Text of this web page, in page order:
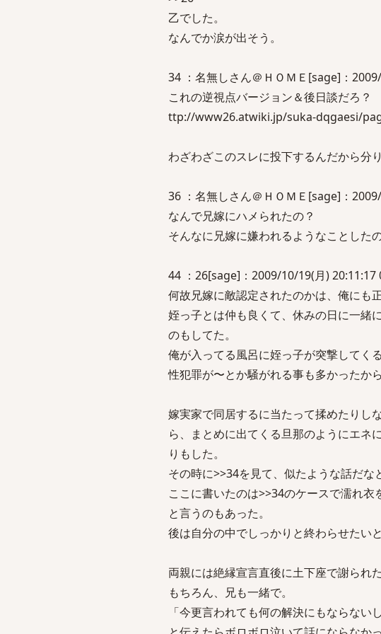
乙でした。
なんでか涙が出そう。
34 ：名無しさん＠ＨＯＭＥ[sage]：
これの逆視点バージョン＆後日談だろ？
ttp://www26.atwiki.jp/suka-dqgaesi/
わざわざこのスレに投下するんだから分り
36 ：名無しさん＠ＨＯＭＥ[sage]：
なんで兄嫁にハメられたの？
そんなに兄嫁に嫌われるようなことした
44 ：26[sage]：2009/10/19(月) 20:11:17
何故兄嫁に敵認定されたのかは、俺にも
姪っ子とは仲も良くて、休みの日に一緒
のもしてた。
俺が入ってる風呂に姪っ子が突撃してく
性犯罪が〜とか騒がれる事も多かったか
嫁実家で同居するに当たって揉めたりし
ら、まとめに出てくる旦那のようにエネ
りもした。
その時に>>34を見て、似たような話だな
ここに書いたのは>>34のケースで濡れ
と言うのもあった。
後は自分の中でしっかりと終わらせたい
両親には絶縁宣言直後に土下座で謝られた
もちろん、兄も一緒で。
「今更言われても何の解決にもならない